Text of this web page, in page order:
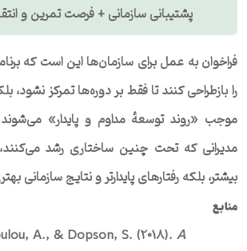
پشتیبانی سازمانی + فرصت تمرین و
فراخوان به عمل برای سازمان‌ها این است که
را بازطراحی کنند تا فقط بر دوره‌ها تمرکز نشود،
موجب «روند توسعهٔ مداوم و پایدار» می‌شوند
مدیرانی که تحت چنین ساختاری رشد
بیشتر، بلکه رفتارهای پایدارتر و نتایج سازمانی
منابع
A., & Dopson, S. (2018).A